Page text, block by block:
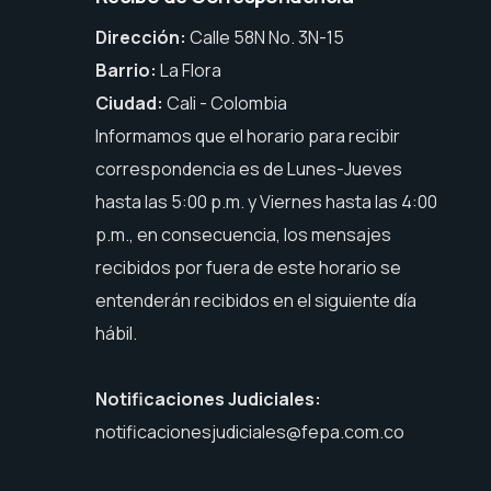
Dirección: Calle 58N No. 3N-15
Barrio: La Flora
Ciudad: Cali - Colombia
Informamos que el horario para recibir
correspondencia es de Lunes-Jueves
hasta las 5:00 p.m. y Viernes hasta las 4:00
p.m., en consecuencia, los mensajes
recibidos por fuera de este horario se
entenderán recibidos en el siguiente día
hábil.
Notificaciones Judiciales:
notificacionesjudiciales@fepa.com.co